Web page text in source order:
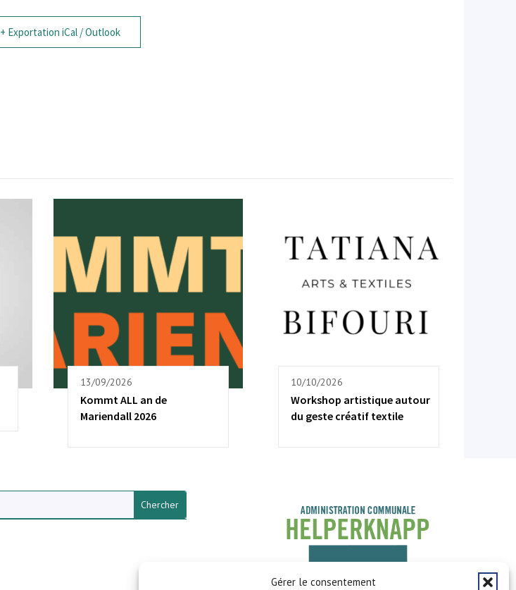
Gérer le consentement
+ Exportation iCal / Outlook
13/09/2026
Kommt ALL an de
Mariendall 2026
10/10/2026
Workshop artistique autour
du geste créatif textile